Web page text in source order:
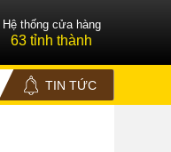
Hệ thống cửa hàng
63 tỉnh thành
TIN TỨC